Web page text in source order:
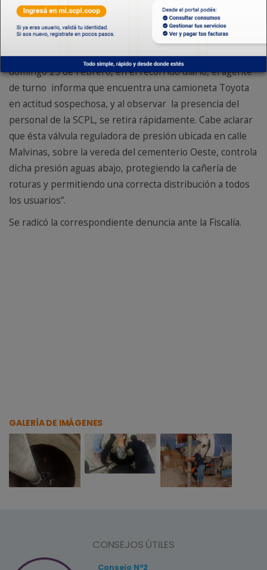
guardia del Servicio de Agua realizando maniobras de
distribución se encuentra con un vehículo ajeno al
servicio frente a una Estación Reguladora de Presión.
Horacio Garcia comento que “siendo las 00:30 hs., del
domingo 25 de Febrero, en el recorrido diario, el agente
de turno informa que encuentra una camioneta Toyota
en actitud sospechosa, y al observar la presencia del
personal de la SCPL, se retira rápidamente. Cabe aclarar
que ésta válvula reguladora de presión ubicada en calle
Malvinas, sobre la vereda del cementerio Oeste, controla
dicha presión aguas abajo, protegiendo la cañería de
roturas y permitiendo una correcta distribución a todos
los usuarios”.
Se radicó la correspondiente denuncia ante la Fiscalía.
GALERÍA DE IMÁGENES
CONSEJOS ÚTILES
Consejo Nº2